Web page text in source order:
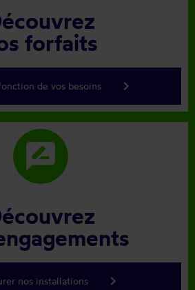
forfaits
de vos besoins keyboard_arrow_right
rate_review
nos installations keyboard_arrow_right